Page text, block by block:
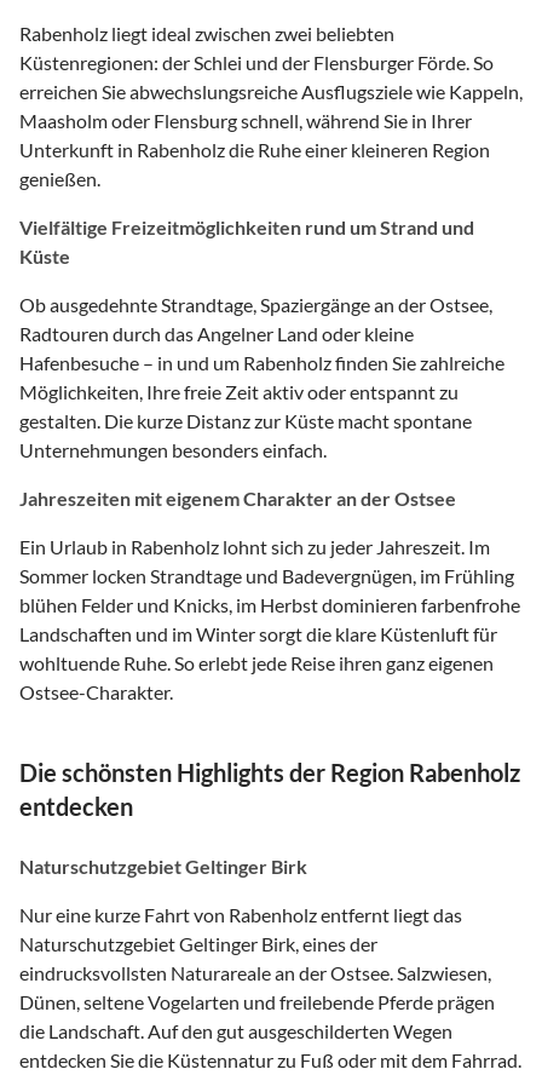
Rabenholz liegt ideal zwischen zwei beliebten
Küstenregionen: der Schlei und der Flensburger Förde. So
erreichen Sie abwechslungsreiche Ausflugsziele wie Kappeln,
Maasholm oder Flensburg schnell, während Sie in Ihrer
Unterkunft in Rabenholz die Ruhe einer kleineren Region
genießen.
Vielfältige Freizeitmöglichkeiten rund um Strand und
Küste
Ob ausgedehnte Strandtage, Spaziergänge an der Ostsee,
Radtouren durch das Angelner Land oder kleine
Hafenbesuche – in und um Rabenholz finden Sie zahlreiche
Möglichkeiten, Ihre freie Zeit aktiv oder entspannt zu
gestalten. Die kurze Distanz zur Küste macht spontane
Unternehmungen besonders einfach.
Jahreszeiten mit eigenem Charakter an der Ostsee
Ein Urlaub in Rabenholz lohnt sich zu jeder Jahreszeit. Im
Sommer locken Strandtage und Badevergnügen, im Frühling
blühen Felder und Knicks, im Herbst dominieren farbenfrohe
Landschaften und im Winter sorgt die klare Küstenluft für
wohltuende Ruhe. So erlebt jede Reise ihren ganz eigenen
Ostsee-Charakter.
Die schönsten Highlights der Region Rabenholz
entdecken
Naturschutzgebiet Geltinger Birk
Nur eine kurze Fahrt von Rabenholz entfernt liegt das
Naturschutzgebiet Geltinger Birk, eines der
eindrucksvollsten Naturareale an der Ostsee. Salzwiesen,
Dünen, seltene Vogelarten und freilebende Pferde prägen
die Landschaft. Auf den gut ausgeschilderten Wegen
entdecken Sie die Küstennatur zu Fuß oder mit dem Fahrrad.